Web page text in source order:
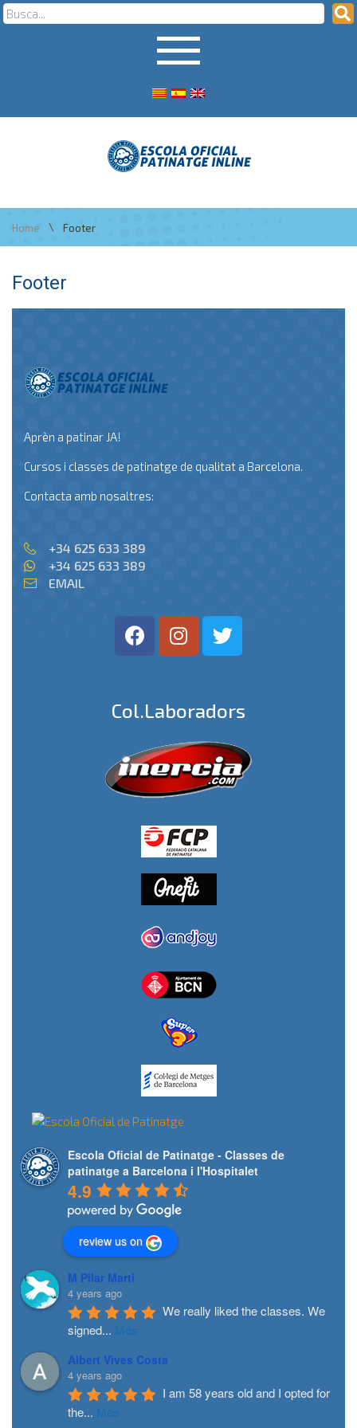
Home \ Footer
Footer
Aprèn a patinar JA!
Cursos i classes de patinatge de qualitat a Barcelona.
Contacta amb nosaltres:
+34 625 633 389
+34 625 633 389
EMAIL
Col.laboradors
Escola Oficial de Patinatge - Classes de
patinatge a Barcelona i l'Hospitalet
4.9
review us on
M Pilar Marti
4 years ago
We really liked the classes. We
signed... Més
Albert Vives Costa
4 years ago
I am 58 years old and I opted for
the... Més